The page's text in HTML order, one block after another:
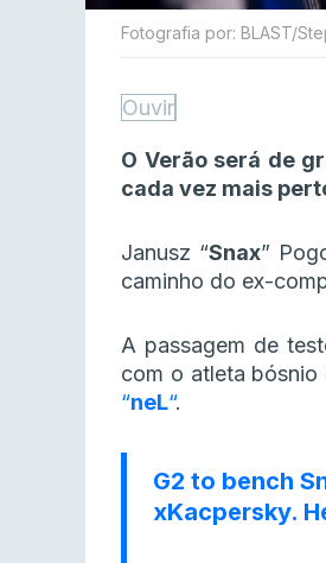
Fotografia por: BLAST/
Ouvir
O Verão será de
cada vez mais
Janusz “⁠Snax⁠”
caminho do ex-
A passagem de
com o atleta
“neL“.
G2 to bench
xKacpersky.